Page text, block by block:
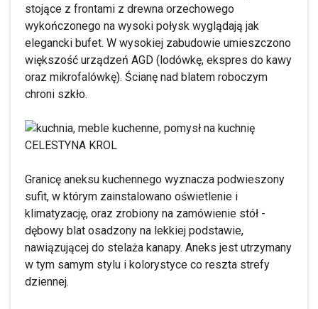
stojące z frontami z drewna orzechowego
wykończonego na wysoki połysk wyglądają jak
elegancki bufet. W wysokiej zabudowie umieszczono
większość urządzeń AGD (lodówkę, ekspres do kawy
oraz mikrofalówkę). Ścianę nad blatem roboczym
chroni szkło.
CELESTYNA KROL
Granicę aneksu kuchennego wyznacza podwieszony
sufit, w którym zainstalowano oświetlenie i
klimatyzację, oraz zrobiony na zamówienie stół -
dębowy blat osadzony na lekkiej podstawie,
nawiązującej do stelaża kanapy. Aneks jest utrzymany
w tym samym stylu i kolorystyce co reszta strefy
dziennej.